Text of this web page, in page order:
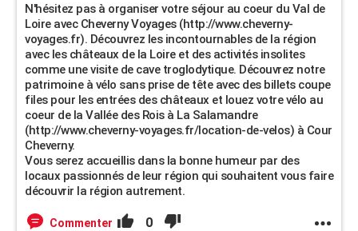
N'hésitez pas à organiser votre séjour au coeur du Val de
Loire avec Cheverny Voyages (http://www.cheverny-
voyages.fr). Découvrez les incontournables de la région
avec les châteaux de la Loire et des activités insolites
comme une visite de cave troglodytique. Découvrez notre
patrimoine à vélo sans prise de tête avec des billets coupe
files pour les entrées des châteaux et louez votre vélo au
coeur de la Vallée des Rois à La Salamandre
(http://www.cheverny-voyages.fr/location-de-velos) à Cour
Cheverny.
Vous serez accueillis dans la bonne humeur par des
locaux passionnés de leur région qui souhaitent vous faire
découvrir la région autrement.
Commenter 0